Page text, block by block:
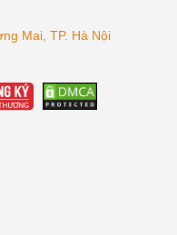
Mai, TP. Hà Nội